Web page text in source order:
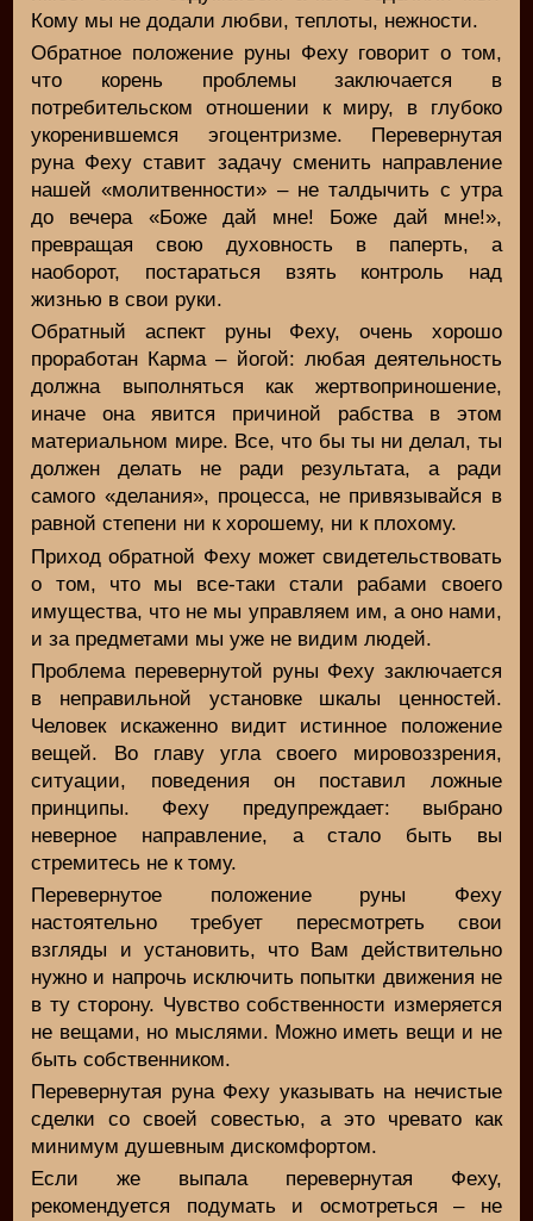
Кому мы не додали любви, теплоты, нежности.
Обратное положение руны Феху говорит о том,
что корень проблемы заключается в
потребительском отношении к миру, в глубоко
укоренившемся эгоцентризме. Перевернутая
руна Феху ставит задачу сменить направление
нашей «молитвенности» – не талдычить с утра
до вечера «Боже дай мне! Боже дай мне!»,
превращая свою духовность в паперть, а
наоборот, постараться взять контроль над
жизнью в свои руки.
Обратный аспект руны Феху, очень хорошо
проработан Карма – йогой: любая деятельность
должна выполняться как жертвоприношение,
иначе она явится причиной рабства в этом
материальном мире. Все, что бы ты ни делал, ты
должен делать не ради результата, а ради
самого «делания», процесса, не привязывайся в
равной степени ни к хорошему, ни к плохому.
Приход обратной Феху может свидетельствовать
о том, что мы все-таки стали рабами своего
имущества, что не мы управляем им, а оно нами,
и за предметами мы уже не видим людей.
Проблема перевернутой руны Феху заключается
в неправильной установке шкалы ценностей.
Человек искаженно видит истинное положение
вещей. Во главу угла своего мировоззрения,
ситуации, поведения он поставил ложные
принципы. Феху предупреждает: выбрано
неверное направление, а стало быть вы
стремитесь не к тому.
Перевернутое положение руны Феху
настоятельно требует пересмотреть свои
взгляды и установить, что Вам действительно
нужно и напрочь исключить попытки движения не
в ту сторону. Чувство собственности измеряется
не вещами, но мыслями. Можно иметь вещи и не
быть собственником.
Перевернутая руна Феху указывать на нечистые
сделки со своей совестью, а это чревато как
минимум душевным дискомфортом.
Если же выпала перевернутая Феху,
рекомендуется подумать и осмотреться – не